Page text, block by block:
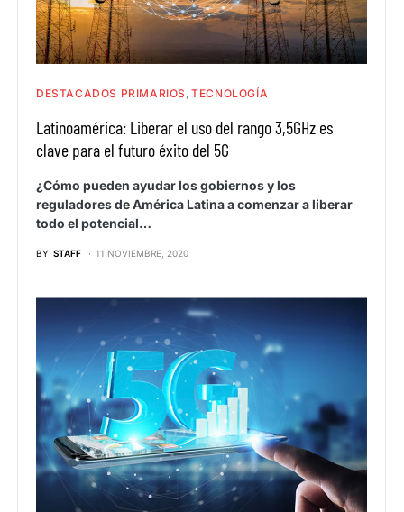
DESTACADOS PRIMARIOS TECNOLOGÍA
Latinoamérica: Liberar el uso del rango 3,5GHz es
clave para el futuro éxito del 5G
¿Cómo pueden ayudar los gobiernos y los
reguladores de América Latina a comenzar a liberar
todo el potencial…
BY STAFF 11 NOVIEMBRE, 2020